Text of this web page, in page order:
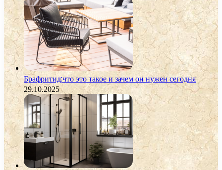
Брафритид:что это такое и зачем он нужен сегодня
29.10.2025